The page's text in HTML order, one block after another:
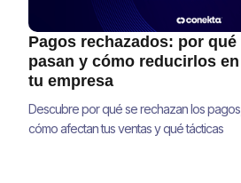
Pagos rechazados: por qué
pasan y cómo reducirlos en
tu empresa
Descubre por qué se rechazan los pagos,
cómo afectan tus ventas y qué tácticas